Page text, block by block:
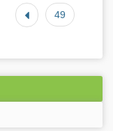
49